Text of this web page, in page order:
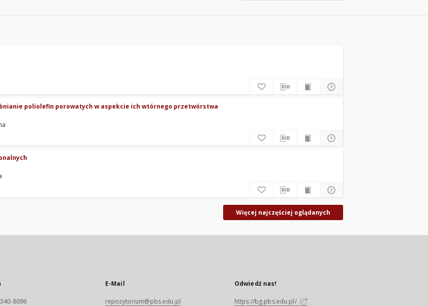
poliolefin porowatych w aspekcie ich wtórnego przetwórstwa
Więcej najczęściej oglądanych
8096
E-Mail
repozytorium@pbs.edu.pl
Odwiedź nas!
https://bg.pbs.edu.pl/